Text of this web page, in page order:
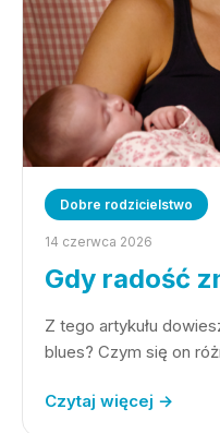
Dobre rodzicielstwo
14 czerwca 2026
Gdy radość
Z tego artykułu
blues? Czym się on
Czytaj więcej →